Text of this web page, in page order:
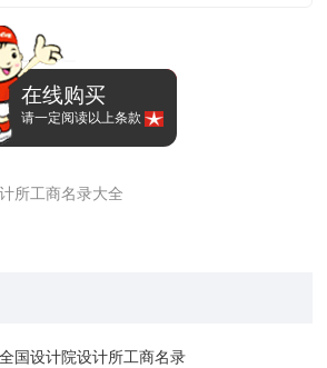
在线购买
请一定阅读以上条款
所工商名录大全
全国设计院设计所工商名录